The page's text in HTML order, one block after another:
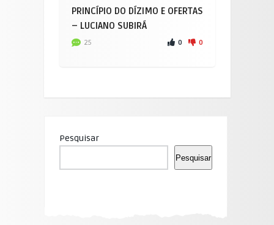
PRINCÍPIO DO DÍZIMO E OFERTAS
– LUCIANO SUBIRÁ
25 0 0
Pesquisar
Pesquisar